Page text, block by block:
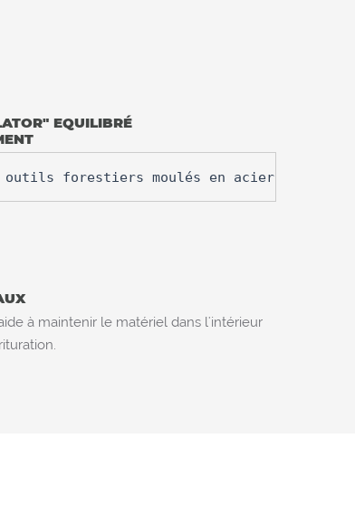
EQUILIBRÉ
outils forestiers moulés en acier au bore
à maintenir le matériel dans l'intérieur